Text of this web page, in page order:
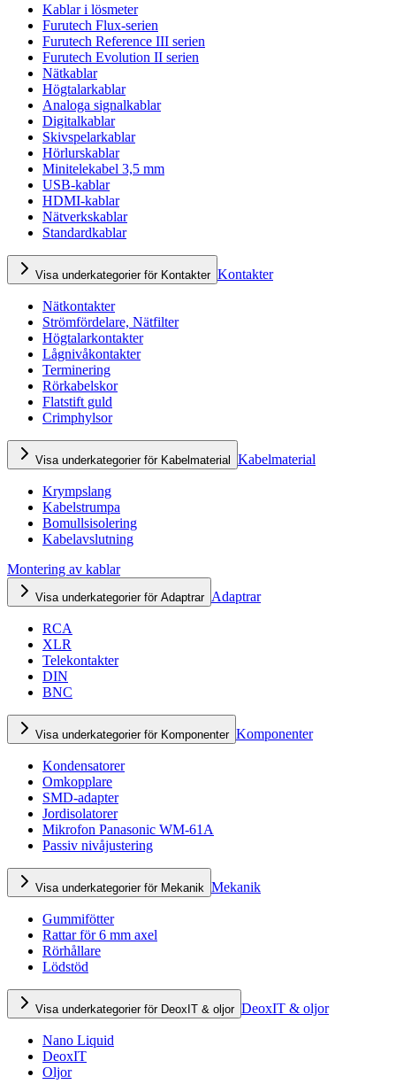
Kablar i lösmeter
Furutech Flux-serien
Furutech Reference III serien
Furutech Evolution II serien
Nätkablar
Högtalarkablar
Analoga signalkablar
Digitalkablar
Skivspelarkablar
Hörlurskablar
Minitelekabel 3,5 mm
USB-kablar
HDMI-kablar
Nätverkskablar
Standardkablar
Visa underkategorier för Kontakter Kontakter
Nätkontakter
Strömfördelare, Nätfilter
Högtalarkontakter
Lågnivåkontakter
Terminering
Rörkabelskor
Flatstift guld
Crimphylsor
Visa underkategorier för Kabelmaterial Kabelmaterial
Krympslang
Kabelstrumpa
Bomullsisolering
Kabelavslutning
Montering av kablar
Visa underkategorier för Adaptrar Adaptrar
RCA
XLR
Telekontakter
DIN
BNC
Visa underkategorier för Komponenter Komponenter
Kondensatorer
Omkopplare
SMD-adapter
Jordisolatorer
Mikrofon Panasonic WM-61A
Passiv nivåjustering
Visa underkategorier för Mekanik Mekanik
Gummifötter
Rattar för 6 mm axel
Rörhållare
Lödstöd
Visa underkategorier för DeoxIT & oljor DeoxIT & oljor
Nano Liquid
DeoxIT
Oljor